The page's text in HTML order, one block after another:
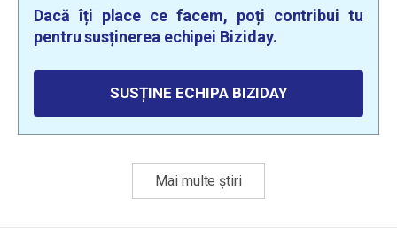
Dacă îți place ce facem, poți contribui tu
pentru susținerea echipei Biziday.
SUSȚINE ECHIPA BIZIDAY
Mai multe știri